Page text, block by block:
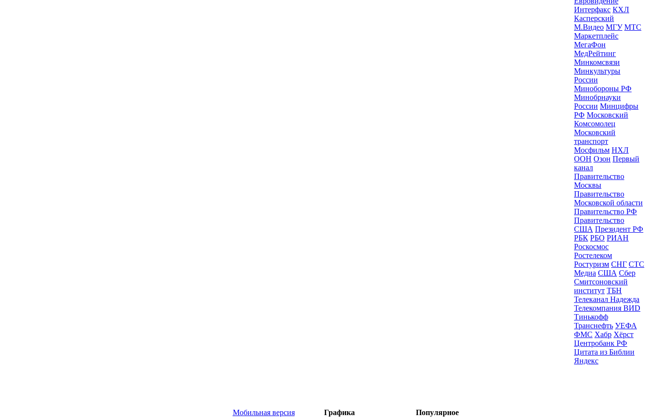
Интерфакс КХЛ
Касперский
М.Видео МГУ МТС
Маркетплейс
МегаФон
МедРейтинг
Минкомсвязи
Минкультуры
России
Минобороны РФ
Минобрнауки
России Минцифры
РФ Московский
Комсомолец
Московский
транспорт
Мосфильм НХЛ
ООН Озон Первый
канал
Правительство
Москвы
Правительство
Московской области
Правительство РФ
Правительство
США Президент РФ
РБК РБО РИАН
Роскосмос
Ростелеком
Ростуризм СНГ СТС
Медиа США Сбер
Смитсоновский
институт ТБН
Телеканал Надежда
Телекомпания ВИD
Тинькофф
Транснефть УЕФА
ФМС Хабр Хёрст
Центробанк РФ
Цитата из Библии
Яндекс
Мобильная версия Графика Популярное